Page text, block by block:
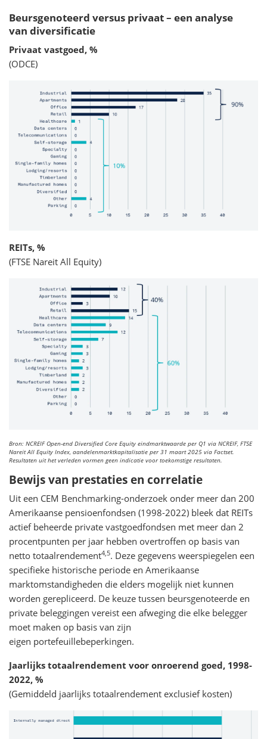
Beursgenoteerd versus privaat – een analyse
van diversificatie
Privaat vastgoed, %
(ODCE)
REITs, %
(FTSE Nareit All Equity)
Bron: NCREIF Open-end Diversified Core Equity eindmarktwaarde per Q1 via NCREIF, FTSE
Nareit All Equity Index, aandelenmarktkapitalisatie per 31 maart 2025 via Factset.
Resultaten uit het verleden vormen geen indicatie voor toekomstige resultaten.
Bewijs van prestaties en correlatie
Uit een CEM Benchmarking-onderzoek onder meer dan 200
Amerikaanse pensioenfondsen (1998-2022) bleek dat REITs
actief beheerde private vastgoedfondsen met meer dan 2
procentpunten per jaar hebben overtroffen op basis van
netto totaalrendement4,5. Deze gegevens weerspiegelen een
specifieke historische periode en Amerikaanse
marktomstandigheden die elders mogelijk niet kunnen
worden gerepliceerd. De keuze tussen beursgenoteerde en
private beleggingen vereist een afweging die elke belegger
moet maken op basis van zijn
eigen portefeuillebeperkingen.
Jaarlijks totaalrendement voor onroerend goed, 1998-
2022, %
(Gemiddeld jaarlijks totaalrendement exclusief kosten)